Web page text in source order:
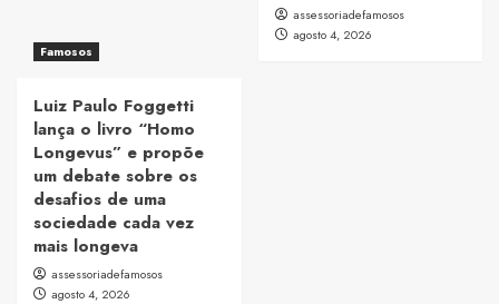
assessoriadefamosos
agosto 4, 2026
Famosos
Luiz Paulo Foggetti
lança o livro “Homo
Longevus” e propõe
um debate sobre os
desafios de uma
sociedade cada vez
mais longeva
assessoriadefamosos
agosto 4, 2026